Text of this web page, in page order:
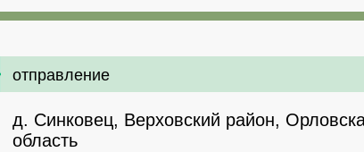
отправление
д. Синковец, Верховский район,
область